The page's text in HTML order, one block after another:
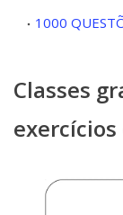
1000
Classes